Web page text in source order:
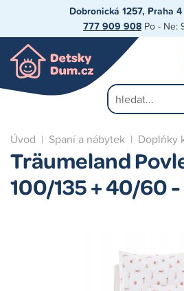
Dobronická 1257, Praha 4
777 909 908 Po - Ne:
Úvod | Spaní a nábytek | Doplňky
Träumeland
100/135 + 40/60